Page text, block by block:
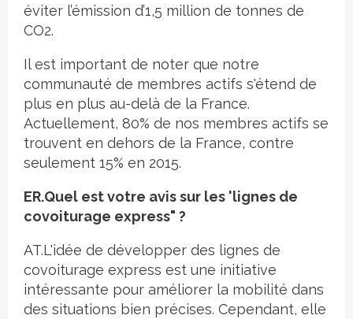
éviter l’émission d’1,5 million de tonnes de
CO2.
Il est important de noter que notre
communauté de membres actifs s'étend de
plus en plus au-delà de la France.
Actuellement, 80% de nos membres actifs se
trouvent en dehors de la France, contre
seulement 15% en 2015.
ER.Quel est votre avis sur les 'lignes de
covoiturage express" ?
AT.L'idée de développer des lignes de
covoiturage express est une initiative
intéressante pour améliorer la mobilité dans
des situations bien précises. Cependant, elle